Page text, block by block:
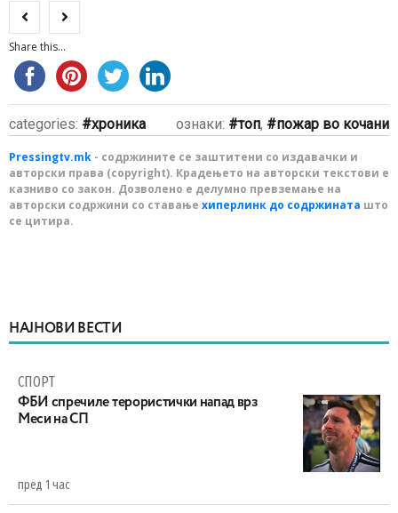
Share this...
categories: хроника ознаки: топ, пожар во кочани
Pressingtv.mk - содржините се заштитени со издавачки и
авторски права (copyright). Крадењето на авторски текстови е
казниво со закон. Дозволено е делумно превземање на
авторски содржини со ставање хиперлинк до содржината што
се цитира.
НАЈНОВИ ВЕСТИ
СПОРТ
ФБИ спречиле терористички напад врз
Меси на СП
пред 1 час